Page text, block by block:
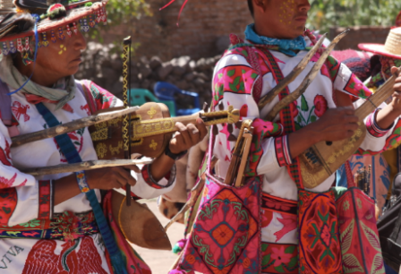
1 Sangre regalada 1
Ruka Pillan